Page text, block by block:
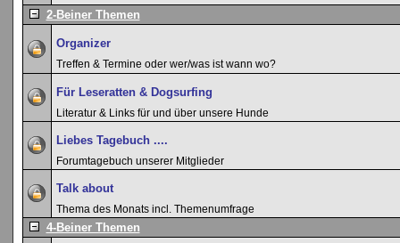
2-Beiner Themen
Organizer
Treffen & Termine oder wer/was ist wann wo?
Für Leseratten & Dogsurfing
Literatur & Links für und über unsere Hunde
Liebes Tagebuch ....
Forumtagebuch unserer Mitglieder
Talk about
Thema des Monats incl. Themenumfrage
4-Beiner Themen